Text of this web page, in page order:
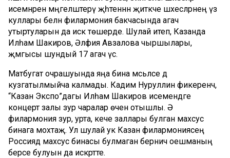
исемнәрен мәңгеләштерү җәһәтеннән җитәкче шәхесләрнең үз
куллары белән филармония бакчасында агач
утыртуларын да искә төшерде. Шулай итеп, Казанда
Илһам Шакиров, Әлфия Авзалова чыршылары,
җәмгысы шундый 17 агач үсә.
Матбугат очрашуында яңа бина мәсьәләсе дә
кузгатылмыйча калмады. Кадим Нуруллин фикеренчә,
“Казан Экспо”дагы Илһам Шакиров исемендәге
концерт залы зур чаралар өчен отышлы. Ә
филармония зур, урта, кече заллары булган махсус
бинага мохтаҗ. Ул шулай ук Казан филармониясең
Россиядә махсус бинасы булмаган берничә оешманың
берсе булуын да искәртте.